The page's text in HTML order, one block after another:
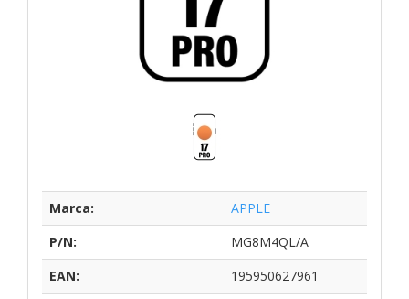
Marca:
APPLE
P/N:
MG8M4QL/A
EAN:
195950627961